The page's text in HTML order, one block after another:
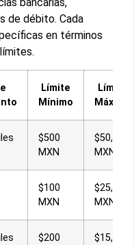
de débito. Cada
en términos
Límite
Mínimo
Límite
Máximo
$500
MXN
$50,000
MXN
$100
MXN
$25,000
MXN
$200
$15,000